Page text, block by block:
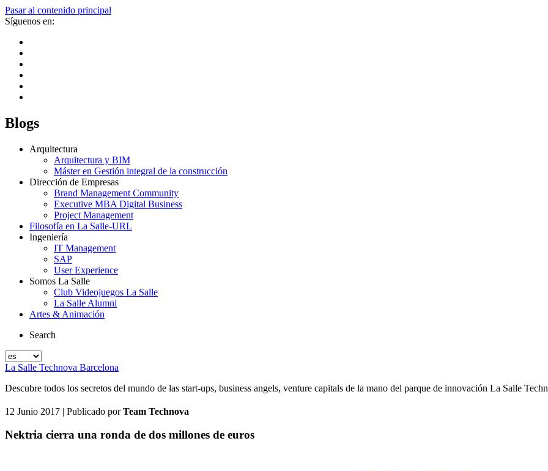
Pasar al contenido principal
Síguenos en:
Blogs
Arquitectura
Arquitectura y BIM
Máster en Gestión integral de la construcción
Dirección de Empresas
Brand Management Community
Executive MBA Digital Business
Project Management
Filosofía en La Salle-URL
Ingeniería
IT Management
SAP
User Experience
Somos La Salle
Club Videojuegos La Salle
La Salle Alumni
Artes & Animación
Search
La Salle Technova Barcelona
Descubre todos los secretos del mundo de las start-ups, business angels, venture capitals de la mano del parque de innovación La Salle
12 Junio 2017 | Publicado porTeam Technova
Nektria cierra una ronda de dos millones de euros